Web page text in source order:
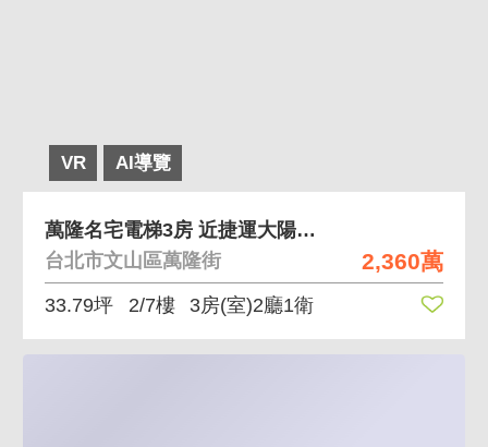
VR AI導覽
2,360萬
萬隆名宅電梯3房 近捷運大陽台、有管理有代收垃圾
台北市文山區萬隆街
33.79坪 2/7樓 3房(室)2廳1衛